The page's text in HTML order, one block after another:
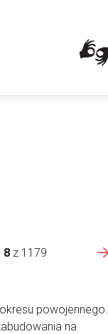
8 z 1179
powojennego.
na